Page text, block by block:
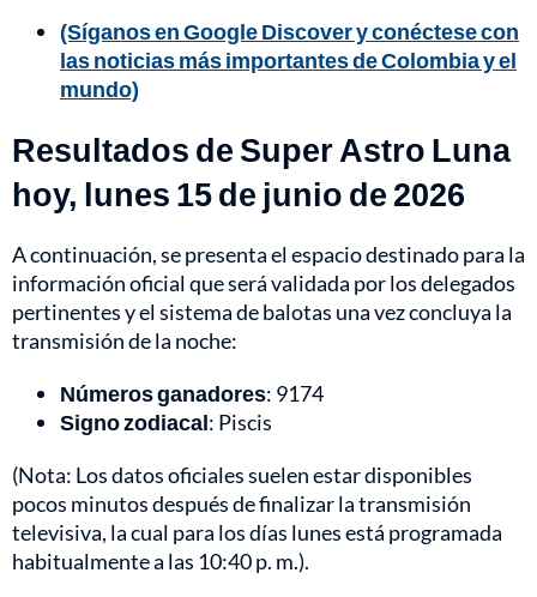
(Síganos en Google Discover y conéctese con
las noticias más importantes de Colombia y el
mundo)
Resultados de Super Astro Luna
hoy, lunes 15 de junio de 2026
A continuación, se presenta el espacio destinado para la
información oficial que será validada por los delegados
pertinentes y el sistema de balotas una vez concluya la
transmisión de la noche:
Números ganadores: 9174
Signo zodiacal: Piscis
(Nota: Los datos oficiales suelen estar disponibles
pocos minutos después de finalizar la transmisión
televisiva, la cual para los días lunes está programada
habitualmente a las 10:40 p. m.).